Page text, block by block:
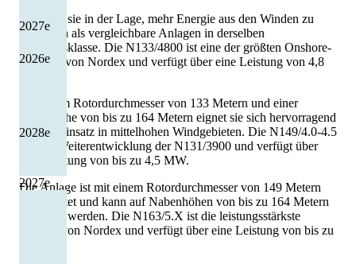
2027e
2028e
2026e
2027e
Damit ist sie in der Lage, mehr Energie aus den Winden zu
gewinnen als vergleichbare Anlagen in derselben
Leistungsklasse. Die N133/4800 ist eine der größten Onshore-
Anlagen von Nordex und verfügt über eine Leistung von 4,8
Mit einem Rotordurchmesser von 133 Metern und einer
Nabenhöhe von bis zu 164 Metern eignet sie sich hervorragend
für den Einsatz in mittelhohen Windgebieten. Die N149/4.0-4.5
ist eine Weiterentwicklung der N131/3900 und verfügt über
eine Leistung von bis zu 4,5 MW.
Die Anlage ist mit einem Rotordurchmesser von 149 Metern
ausgestattet und kann auf Nabenhöhen von bis zu 164 Metern
installiert werden. Die N163/5.X ist die leistungsstärkste
Turbine von Nordex und verfügt über eine Leistung von bis zu